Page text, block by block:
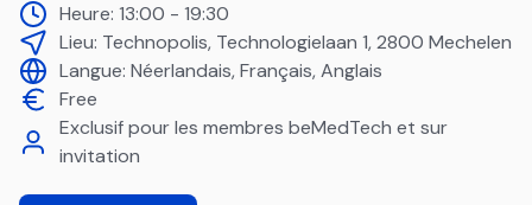
Heure:13:00 - 19:30
Lieu: Technopolis, Technologielaan 1, 2800 Mechelen
Langue:Néerlandais, Français, Anglais
Free
Exclusif pour les membres beMedTech et sur
invitation